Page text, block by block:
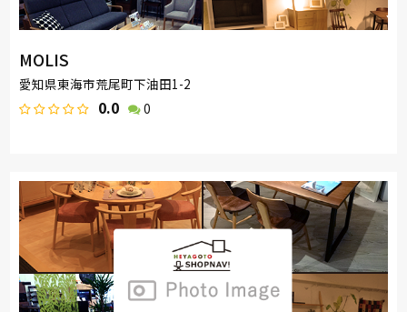
MOLIS
愛知県東海市荒尾町下油田1-2
0.0 0